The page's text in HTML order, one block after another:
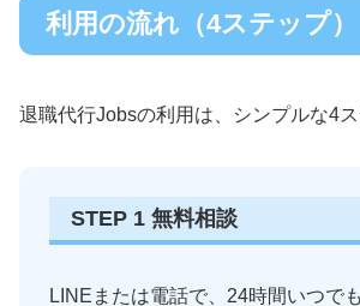
利用の流れ（4ステップ）
退職代行Jobsの利用は、シンプルな4ス
STEP 1 無料相談
LINEまたは電話で、24時間いつで